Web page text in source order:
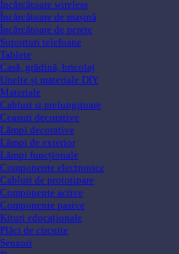
Încărcătoare wireless
Încărcătoare de mașină
Încărcătoare de perete
Suporturi telefoane
Tablete
Casă, grădină, bricolaj
Unelte și materiale DIY
Materiale
Cabluri si prelungitoare
Ceasuri decorative
Lămpi decorative
Lămpi de exterior
Lămpi funcționale
Componente electronice
Cabluri de prototipare
Componente active
Componente pasive
Kituri educaționale
Plăci de circuite
Senzori